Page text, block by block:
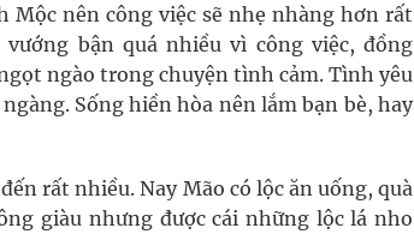
Mộc nên công việc sẽ nhẹ nhàng hơn rất
bận quá nhiều vì công việc, đồng
ngào trong chuyện tình cảm. Tình yêu
Sống hiền hòa nên lắm bạn bè, hay
rất nhiều. Nay Mão có lộc ăn uống, quà
giàu nhưng được cái những lộc lá nho